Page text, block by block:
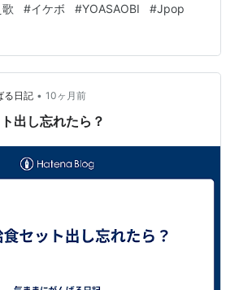
どれも ワードのチョイスが素晴らし
ズを大きく外すことなく しっかりと
っているという 「彼女のエリア」を
もう聴いた瞬間に虜になってしまい
星」を「建御名方神(タケミナカ…
#イケボ #YOASAOBI #Jpop
る日記 • 10ヶ月前
出し忘れたら？